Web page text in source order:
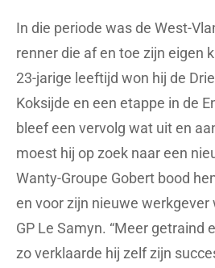
In die periode was de West-
renner die af en toe zijn eigen
23-jarige leeftijd won hij de
Koksijde en een etappe in de
bleef een vervolg wat uit en
moest hij op zoek naar een
Wanty-Groupe Gobert bood
en voor zijn nieuwe werkgever
GP Le Samyn. “Meer getraind
zo verklaarde hij zelf zijn